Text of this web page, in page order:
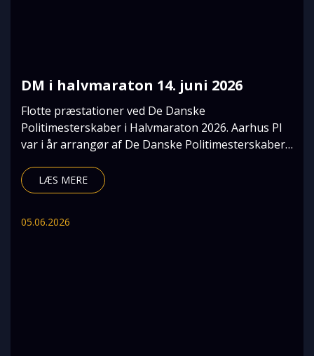
DM i halvmaraton 14. juni 2026
Flotte præstationer ved De Danske
Politimesterskaber i Halvmaraton 2026. Aarhus PI
var i år arrangør af De Danske Politimesterskaber i
LÆS MERE
05.06.2026